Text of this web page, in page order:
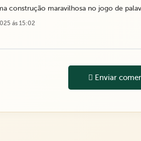
construção maravilhosa no jogo de
ás 15:02
Enviar